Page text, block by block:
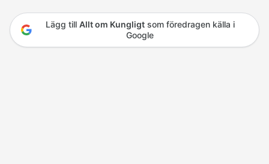
Lägg till Allt om Kungligtsom föredragen källa i
Google